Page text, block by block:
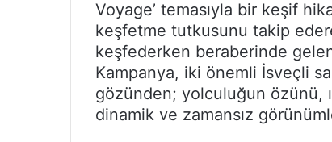
Voyage’ temasıyla bir keşif
keşfetme tutkusunu takip
keşfederken beraberinde
Kampanya, iki önemli İsveçli
gözünden; yolculuğun özünü,
dinamik ve zamansız